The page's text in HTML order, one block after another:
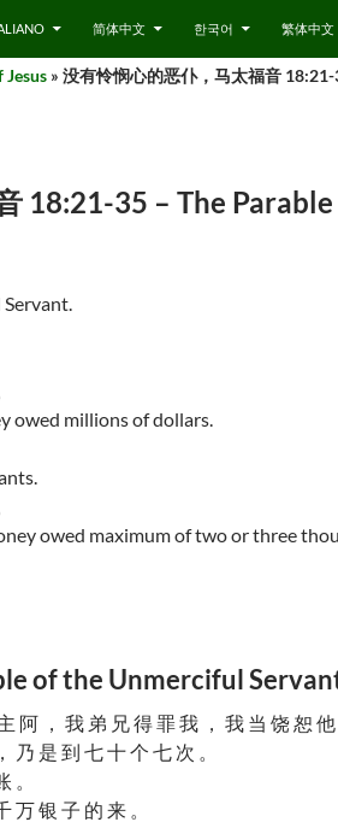
简体中文 한국어 繁体中文
» 没有怜悯心的恶仆，马太福音
18:21-35 – The
owed millions of dollars.
owed maximum of two or three
of the Unmerciful
阿 ， 我 弟 兄 得 罪 我 ， 我 当 饶 恕
乃 是 到 七 十 个 七 次 。
。
万 银 子 的 来 。